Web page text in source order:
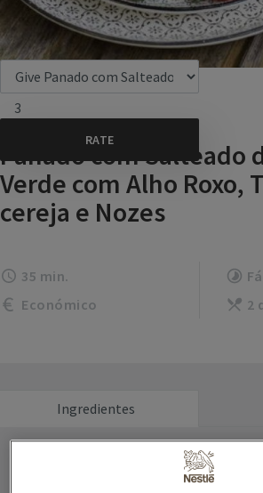
3
Panado com Salteado
Verde com Alho Roxo,
cereja e Nozes
35 min.
Económico
2
Ingredientes